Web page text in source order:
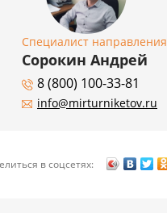
Специалист направления
Сорокин Андрей
8 (800) 100-33-81
info@mirturniketov.ru
в соцсетях: